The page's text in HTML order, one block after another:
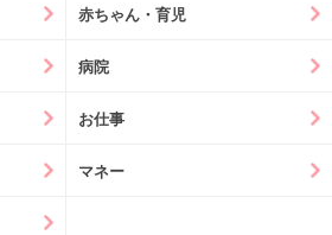
赤ちゃん・育児
病院
お仕事
マネー